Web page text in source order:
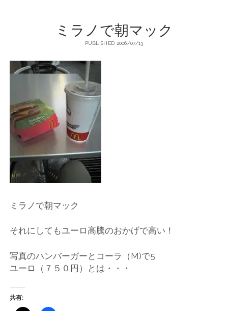
地
輸
入
婦
人
服
地
ア
ク
ミラノで朝マック
PUBLISHED 2006/07/13
ミラノで朝マック
それにしてもユーロ高騰のおかげで高い！
写真のハンバーガーとコーラ（M)で5
ユーロ（７５０円）とは・・・
共有: